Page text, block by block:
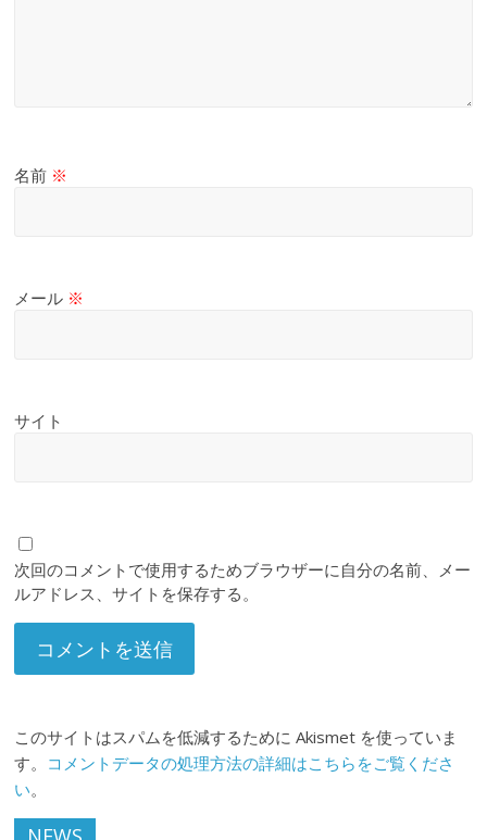
イ
ト
名前 ※
メール ※
サイト
次回のコメントで使用するためブラウザーに自分の名前、メー
ルアドレス、サイトを保存する。
このサイトはスパムを低減するために Akismet を使っていま
す。 コメントデータの処理方法の詳細はこちらをご覧くださ
い。